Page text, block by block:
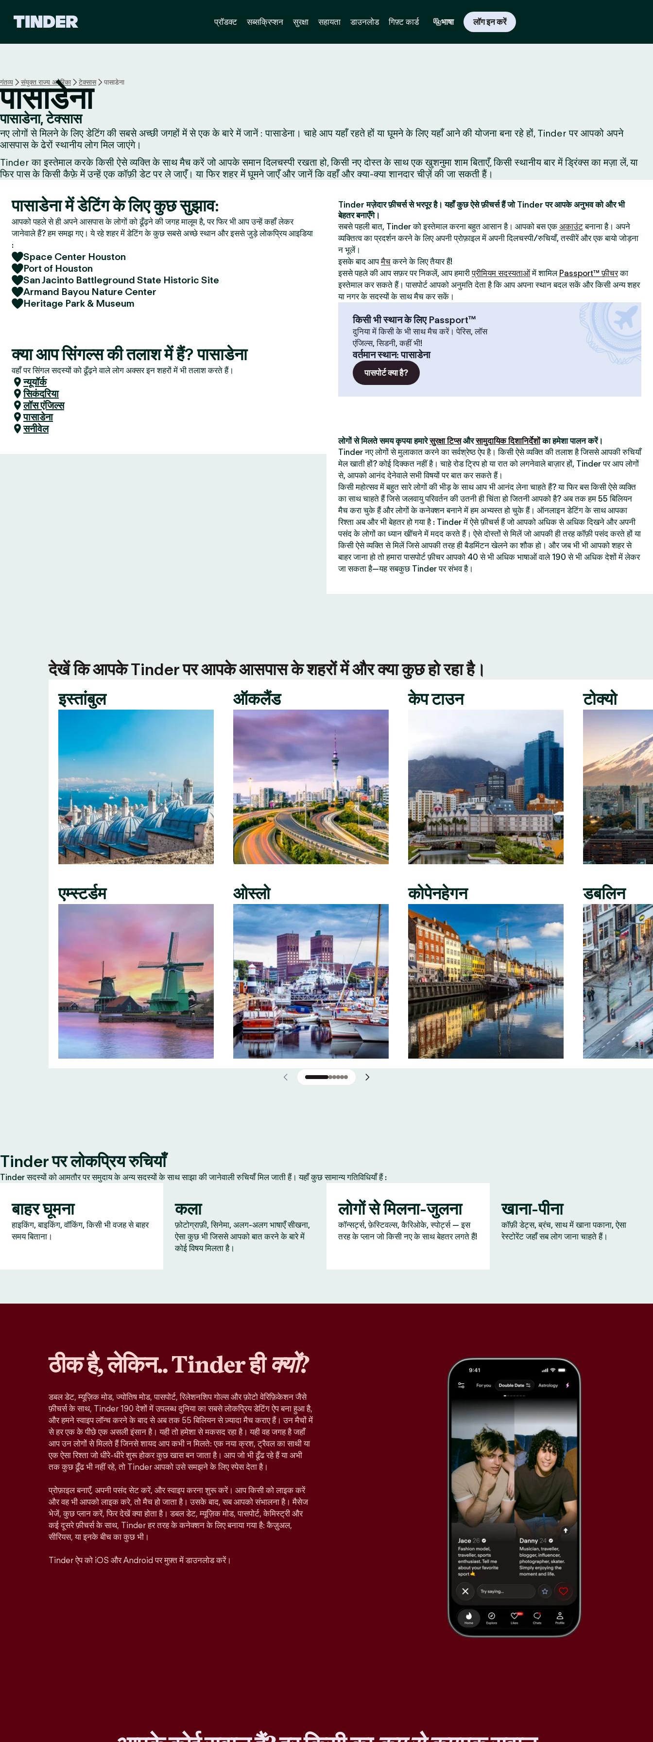
हो
म
प्रॉडक्ट सब्सक्रिप्शन सुरक्षा सहायता डाउनलोड गिफ़्ट कार्ड भाषा लॉग इन करें
गंतव्य संयुक्त राज्य अमेरिका टेक्सास पासाडेना
पासाडेना
पासाडेना, टेक्सास
नए लोगों से मिलने के लिए डेटिंग की सबसे अच्छी जगहों में से एक के बारे में जानें : पासाडेना। चाहे आप यहाँ रहते हों या घूमने के लिए यहाँ आने की योजना बना रहे हों, Tinder पर आपको अपने
आसपास के ढेरों स्थानीय लोग मिल जाएंगे।
Tinder का इस्तेमाल करके किसी ऐसे व्यक्ति के साथ मैच करें जो आपके समान दिलचस्पी रखता हो, किसी नए दोस्त के साथ एक खुशनुमा शाम बिताएँ, किसी स्थानीय बार में ड्रिंक्स का मज़ा लें, या
फिर पास के किसी कैफ़े में उन्हें एक कॉफ़ी डेट पर ले जाएँ। या फिर शहर में घूमने जाएँ और जानें कि वहाँ और क्या-क्या शानदार चीज़ें की जा सकती हैं।
पासाडेना में डेटिंग के लिए कुछ सुझाव:
आपको पहले से ही अपने आसपास के लोगों को ढूँढ़ने की जगह मालूम है, पर फिर भी आप उन्हें कहाँ लेकर
जानेवाले हैं? हम समझ गए। ये रहे शहर में डेटिंग के कुछ सबसे अच्छे स्थान और इससे जुड़े लोकप्रिय आइडिया
:
Space Center Houston
Port of Houston
San Jacinto Battleground State Historic Site
Armand Bayou Nature Center
Heritage Park & Museum
क्या आप सिंगल्स की तलाश में हैं? पासाडेना
वहाँ पर सिंगल सदस्यों को ढूँढ़ने वाले लोग अक्सर इन शहरों में भी तलाश करते हैं।
न्यूयॉर्क
सिकंदरिया
लॉस एंजिल्स
पासाडेना
सनीवेल
Tinder मज़ेदार फ़ीचर्स से भरपूर है। यहाँ कुछ ऐसे फ़ीचर्स हैं जो Tinder पर आपके अनुभव को और भी
बेहतर बनाएँगे।
सबसे पहली बात, Tinder को इस्तेमाल करना बहुत आसान है। आपको बस एक अकाउंटबनाना है। अपने
व्यक्तित्व का प्रदर्शन करने के लिए अपनी प्रोफ़ाइल में अपनी दिलचस्पी/रुचियाँ, तस्वीरें और एक बायो जोड़ना
न भूलें।
इसके बाद आपमैचकरने के लिए तैयार हैं!
इससे पहले की आप सफ़र पर निकलें, आप हमारीप्रीमियम सदस्यताओंमें शामिल Passport™ फ़ीचरका
इस्तेमाल कर सकते हैं। पासपोर्ट आपको अनुमति देता है कि आप अपना स्थान बदल सकें और किसी अन्य शहर
या नगर के सदस्यों के साथ मैच कर सकें।
किसी भी स्थान के लिए Passport™
दुनिया में किसी के भी साथ मैच करें। पेरिस, लॉस
एंजिल्स, सिडनी, कहीं भी!
वर्तमान स्थान:पासाडेना
पासपोर्ट क्या है?
लोगों से मिलते समय कृपया हमारेसुरक्षा टिप्सऔरसामुदायिक दिशानिर्देशोंका हमेशा पालन करें।
Tinder नए लोगों से मुलाकात करने का सर्वश्रेष्ठ ऐप है। किसी ऐसे व्यक्ति की तलाश है जिससे आपकी रुचियाँ
मेल खाती हों? कोई दिक्कत नहीं है। चाहे रोड ट्रिप हो या रात को लगनेवाले बाज़ार हों, Tinder पर आप लोगों
से, आपको आनंद देनेवाले सभी विषयों पर बात कर सकते हैं।
किसी महोत्सव में बहुत सारे लोगों की भीड़ के साथ आप भी आनंद लेना चाहते हैं? या फिर बस किसी ऐसे व्यक्ति
का साथ चाहते हैं जिसे जलवायु परिवर्तन की उतनी ही चिंता हो जितनी आपको है? अब तक हम 55 बिलियन
मैच करा चुके हैं और लोगों के कनेक्शन बनाने में हम अभ्यस्त हो चुके हैं। ऑनलाइन डेटिंग के साथ आपका
रिश्ता अब और भी बेहतर हो गया है : Tinder में ऐसे फ़ीचर्स हैं जो आपको अधिक से अधिक दिखने और अपनी
पसंद के लोगों का ध्यान खींचने में मदद करते हैं। ऐसे दोस्तों से मिलें जो आपकी ही तरह कॉफ़ी पसंद करते हों या
किसी ऐसे व्यक्ति से मिलें जिसे आपकी तरह ही बैडमिंटन खेलने का शौक हो। और जब भी भी आपको शहर से
बाहर जाना हो तो हमारा पासपोर्ट फ़ीचर आपको 40 से भी अधिक भाषाओं वाले 190 से भी अधिक देशों में लेकर
जा सकता है—यह सबकुछ Tinder पर संभव है।
देखें कि आपके Tinder पर आपके आसपास के शहरों में और क्या कुछ हो रहा है।
इस्तांबुल
एम्स्टर्डम
ऑकलैंड
ओस्लो
केप टाउन
कोपेनहेगन
टोक्यो
डबलिन
Tinder पर लोकप्रिय रुचियाँ
Tinder सदस्यों को आमतौर पर समुदाय के अन्य सदस्यों के साथ साझा की जानेवाली रुचियाँ मिल जाती हैं। यहाँ कुछ सामान्य गतिविधियाँ हैं :
बाहर घूमना
हाइकिंग, बाइकिंग, वॉकिंग, किसी भी वजह से बाहर
समय बिताना।
कला
फ़ोटोग्राफ़ी, सिनेमा, अलग-अलग भाषाएँ सीखना,
ऐसा कुछ भी जिससे आपको बात करने के बारे में
कोई विषय मिलता है।
लोगों से मिलना-जुलना
कॉन्सर्ट्स, फ़ेस्टिवल्स, कैरिओके, स्पोर्ट्स — इस
तरह के प्लान जो किसी नए के साथ बेहतर लगते हैं!
खाना-पीना
कॉफ़ी डेट्स, ब्रंच, साथ में खाना पकाना, ऐसा
रेस्टोरेंट जहाँ सब लोग जाना चाहते हैं।
ठीक है, लेकिन.. Tinder हीक्यों?
डबल डेट, म्यूज़िक मोड, ज्योतिष मोड, पासपोर्ट, रिलेशनशिप गोल्स और फ़ोटो वेरिफ़िकेशन जैसे
फ़ीचर्स के साथ, Tinder 190 देशों में उपलब्ध दुनिया का सबसे लोकप्रिय डेटिंग ऐप बना हुआ है,
और हमने स्वाइप लॉन्च करने के बाद से अब तक 55 बिलियन से ज़्यादा मैच कराए हैं। उन मैचों में
से हर एक के पीछे एक असली इंसान है। यही तो हमेशा से मकसद रहा है। यही वह जगह है जहाँ
आप उन लोगों से मिलते हैं जिनसे शायद आप कभी न मिलते: एक नया क्रश, ट्रैवल का साथी या
एक ऐसा रिश्ता जो धीरे-धीरे शुरू होकर कुछ खास बन जाता है। आप जो भी ढूँढ रहे हैं या अभी
तक कुछ ढूँढ भी नहीं रहे, तो Tinder आपको उसे समझने के लिए स्पेस देता है।
प्रोफ़ाइल बनाएँ, अपनी पसंद सेट करें, और स्वाइप करना शुरू करें। आप किसी को लाइक करें
और वह भी आपको लाइक करे, तो मैच हो जाता है। उसके बाद, सब आपको संभालना है। मैसेज
भेजें, कुछ प्लान करें, फिर देखें क्या होता है। डबल डेट, म्यूज़िक मोड, पासपोर्ट, केमिस्ट्री और
कई दूसरे फ़ीचर्स के साथ, Tinder हर तरह के कनेक्शन के लिए बनाया गया है: कैज़ुअल,
सीरियस, या इनके बीच का कुछ भी।
Tinder ऐप को iOS और Android पर मुफ़्त में डाउनलोड करें।